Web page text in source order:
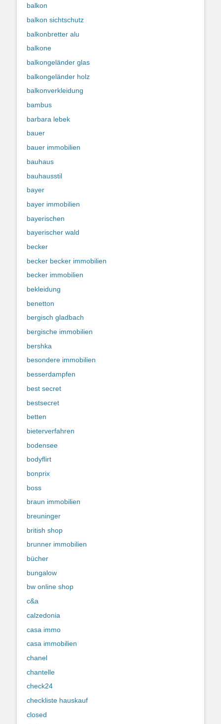
balkon
balkon sichtschutz
balkonbretter alu
balkone
balkongeländer glas
balkongeländer holz
balkonverkleidung
bambus
barbara lebek
bauer
bauer immobilien
bauhaus
bauhausstil
bayer
bayer immobilien
bayerischen
bayerischer wald
becker
becker becker immobilien
becker immobilien
bekleidung
benetton
bergisch gladbach
bergische immobilien
bershka
besondere immobilien
besserdampfen
best secret
bestsecret
betten
bieterverfahren
bodensee
bodyflirt
bonprix
boss
braun immobilien
breuninger
british shop
brunner immobilien
bücher
bungalow
bw online shop
c&a
calzedonia
casa immo
casa immobilien
chanel
chantelle
check24
checkliste hauskauf
closed